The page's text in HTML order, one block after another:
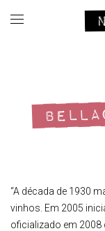
“A década de 1930
vinhos. Em 2005
oficializado em